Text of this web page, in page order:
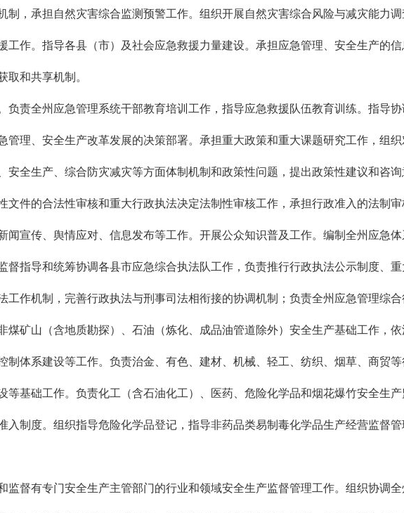
制，承担自然灾害综合监测预警工作。组织开展自然灾害综合风险与减灾能力
工作。指导各县（市）及社会应急救援力量建设。承担应急管理、安全生产的
取和共享机制。
责全州应急管理系统干部教育培训工作，指导应急救援队伍教育训练。指导
管理、安全生产改革发展的决策部署。承担重大政策和重大课题研究工作，组
安全生产、综合防灾减灾等方面体制机制和政策性问题，提出政策性建议和咨
文件的合法性审核和重大行政执法决定法制性审核工作，承担行政准入的法制
闻宣传、舆情应对、信息发布等工作。开展公众知识普及工作。编制全州应急
督指导和统筹协调各县市应急综合执法队工作，负责推行行政执法公示制度、
工作机制，完善行政执法与刑事司法相衔接的协调机制；负责全州应急管理综
矿山（含地质勘探）、石油（炼化、成品油管道除外）安全生产基础工作，
制体系建设等工作。负责治金、有色、建材、机械、轻工、纺织、烟草、商贸
等基础工作。负责化工（含石油化工）、医药、危险化学品和烟花爆竹安全生
入制度。组织指导危险化学品登记，指导非药品类易制毒化学品生产经营监督
有专门安全生产主管部门的行业和领域安全生产监督管理工作。组织协调全